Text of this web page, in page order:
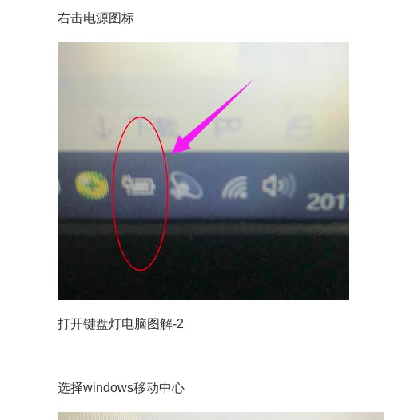
右击电源图标
打开键盘灯电脑图解-2
选择windows移动中心